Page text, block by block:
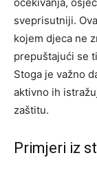
sveprisutniji.
kojem djeca ne
prepuštajući se
Stoga je važno
aktivno ih
zaštitu.
Primjeri iz